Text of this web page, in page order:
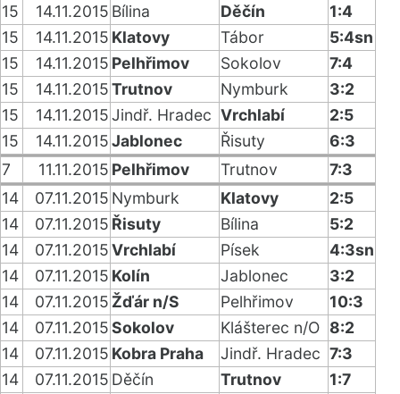
15
14.11.2015 Bílina Děčín
1:4
15
14.11.2015 Klatovy Tábor
5:4sn
15
14.11.2015 Pelhřimov Sokolov
7:4
15
14.11.2015Trutnov Nymburk
3:2
15
14.11.2015Jindř. Hradec Vrchlabí
2:5
15
14.11.2015Jablonec Řisuty
6:3
7
11.11.2015 Pelhřimov Trutnov
7:3
14
07.11.2015 Nymburk Klatovy
2:5
14
07.11.2015 Řisuty Bílina
5:2
14
07.11.2015Vrchlabí Písek
4:3sn
14
07.11.2015 Kolín Jablonec
3:2
14
07.11.2015 Žďár n/S Pelhřimov
10:3
14
07.11.2015Sokolov Klášterec n/O 8:2
14
07.11.2015 Kobra Praha Jindř. Hradec 7:3
14
07.11.2015 Děčín Trutnov 1:7